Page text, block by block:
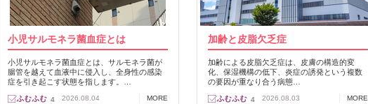
小児サルモネラ菌血症とは
小児サルモネラ菌血症とは、サルモネラ菌が
腸管を越えて血液中に侵入し、全身性の感染
症を引き起こす状態を指します。…
4 2026.08.04 MORE
加齢と皮脂欠乏症
加齢による皮脂欠乏症は、皮膚の構造的変
化、保湿機構の低下、炎症の誘発という複数
の要因が重なり合う病態…
4 2026.08.03 MORE